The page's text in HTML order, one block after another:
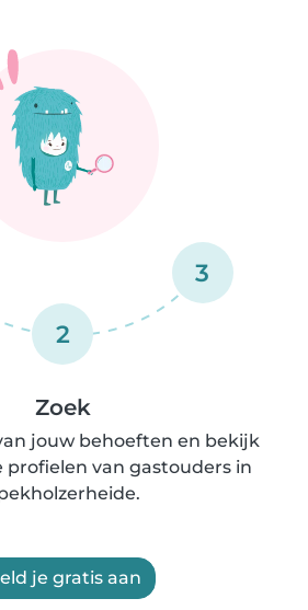
2
3
Zoek
jouw behoeften en bekijk
profielen van gastouders in
je gratis aan